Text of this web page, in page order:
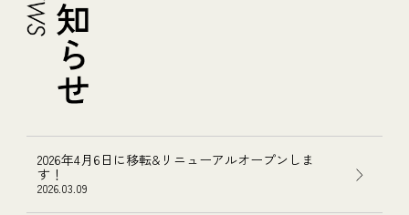
2026年4月6日に移転&リニューアルオープンしま
す！
2026.03.09